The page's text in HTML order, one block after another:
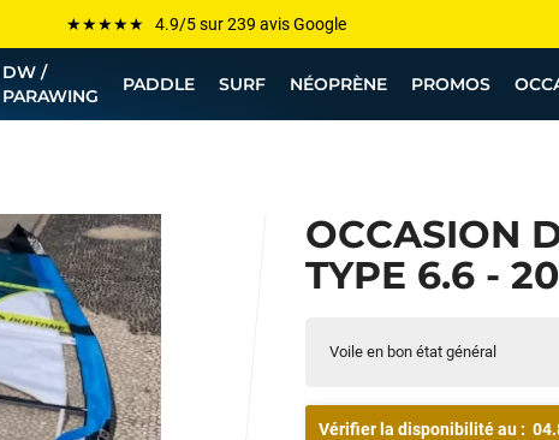
Les plus grandes marques sont chez Funway
Jusqu’à -75% de remise sur le windsurf, wingfoil, etc...
💰 Meilleur prix garanti — Moins cher ailleurs ? On s’aligne !
DW /
PARAWING
PADDLE SURF NÉOPRÈNE PROMOS
OCCASION
TYPE 6.6 -
Voile en bon état général
Vérifier la disponibilité au :